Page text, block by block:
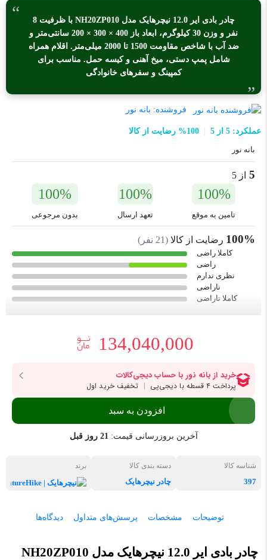
چادر بادی ایر 12.0 نیچرهایک مدل NH20ZP010 با ظرفیت 8
نفر و وزن 30 کیلوگرم، ابعاد باز 400 × 300 × 200 سانتی‌متر و
ضد آب با شاخص مقاومت 1500 تا 2000 میلی‌متر. اقلام همراه
شامل پمپ دستی، میخ آهنی و کیسه حمل. مناسب برای
کمپینگ و سفرهای خانوادگی
فروشنده: بانه نور
عملکرد: 5 از 5 100% رضایت از کالا
بانه نور
5 از 5
100%
تامین به موقع
100%
تعهد ارسال
100%
بدون مرجوعی
100% رضایت از کالا (
21 نفر)
کاملا راضی
راضی
نظری ندارم
ناراضی
کاملا ناراضی
134,040,000
افزودن به سبد
آخرین بروزرسانی قیمت:21 روز قبل
شناسه کالا
397
دسته بندی کالا
چادر نیچرهایک
برند
توضیحات مشخصات پرسش‌های متداول دیدگاه‌ها
چادر بادی ایر 12.0 نیچرهایک مدل NH20ZP010